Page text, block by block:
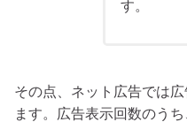
す。
その点、ネット広告では
ます。広告表示回数のう